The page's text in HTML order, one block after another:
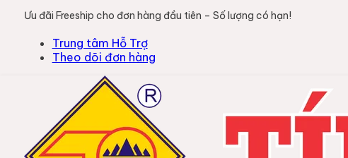
Ưu đãi Freeship cho đơn hàng đầu tiên – Số lượng có hạn!
Trung tâm Hỗ Trợ
Theo dõi đơn hàng